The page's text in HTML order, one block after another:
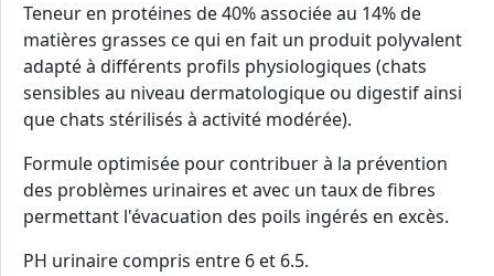
Teneur en protéines de 40% associée au 14% de
matières grasses ce qui en fait un produit polyvalent
adapté à différents profils physiologiques (chats
sensibles au niveau dermatologique ou digestif ainsi
que chats stérilisés à activité modérée).
Formule optimisée pour contribuer à la prévention
des problèmes urinaires et avec un taux de fibres
permettant l'évacuation des poils ingérés en excès.
PH urinaire compris entre 6 et 6.5.